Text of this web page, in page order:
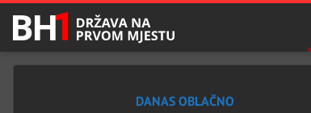
DANAS OBLAČNO